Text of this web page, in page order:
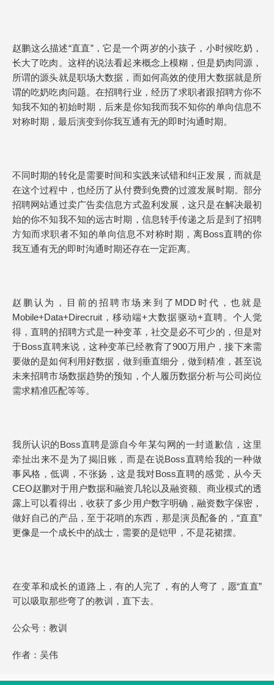
赵鹏这么描述“直直”，它是一个两岁的小孩子，小时候吃奶，
长大了吃肉。这样的说法看起来概念上模糊，但是奶肉同源，
所谓的源头就是职场大数据，而如何高效的使用大数据就是所
谓的吃奶吃肉问题。在招聘行业，经历了求职者跟招聘方你不
知我不知的初始时期，后来是你知我而我不知你的单向信息不
对称时期，最后演变到你我互通有无的即时沟通时期。
不同时期的转化是需要时间和实践来试错和纠正发展，而就是
在这个过程中，也经历了从付费到免费的过渡发展时期。部分
招聘网站通过卖广告卖信息方式盈利发展，这只是在解决最初
始的你不知我不知的远古时期，信息转手传递之后是到了招聘
方知而求职者不知的单向信息不对称时期，离Boss直聘的你
我互通有无的即时沟通时期还存在一定距离。
赵鹏认为，目前的招聘市场来到了MDD时代，也就是
Mobile+Data+Direcruit，移动端+大数据驱动+直聘。个人觉
得，直聘的招聘方式是一种变革，社交是必不可少的，但是对
于Boss直聘来说，这种变革已经教育了900万用户，接下来需
要做的是如何利用好数据，做到垂直细分，做到精准，甚至说
未来招聘市场数据趋势的预知，个人履历数据分析与公司岗位
需求精准匹配等等。
我所认识的Boss直聘是源自今年某勾网的一封道歉信，这里
牵扯出来不是为了揭旧账，而是在说Boss直聘给我的一种做
事风格，低调，不张扬，这是我对Boss直聘的感觉，从今天
CEO赵鹏对于用户数据和融资几轮以及融资额、商业模式的透
露上可以看得出，收获了多少用户数字明确，融资数字保密，
做好自己的产品，至于花哨的东西，那是演员配备的，“直直”
更像是一个成长中的战士，需要的是铠甲，不是花裙摆。
在变革和成长的道路上，有的人完了，有的人弯了，愿“直直”
可以吸取那些弯了的教训，直下去。
公众号：教训
作者：吴伟